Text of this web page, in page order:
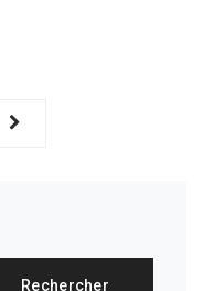
Rechercher